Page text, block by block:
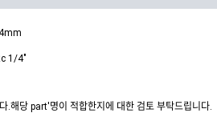
1/4"
.해당 part'명이 적합한지에 대한 검토 부탁드립니다.